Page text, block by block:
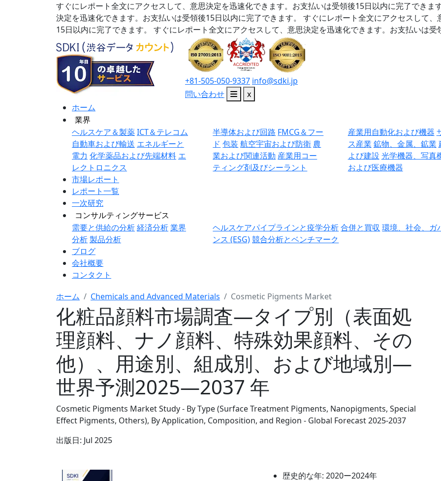
すぐにレポート全文にアクセスして、意思決定を迅速化できます。お支払いは受領後15日以内に完了できま
決定を迅速化できます。お支払いは受領後15日以内に完了できます。
すぐにレポート全文にアクセスして
15日以内に完了できます。
すぐにレポート全文にアクセスして、意思決定を迅速化できます。お支払いは
+81-505-050-9337 info@sdki.jp
問い合わせ
x
ホーム
業界
ヘルスケア＆製薬ICT＆テレコム
自動車および輸送 エネルギーと
電力 化学薬品および先端材料 エ
レクトロニクス
半導体および回路 FMCG＆フー
ド 包装 航空宇宙および防衛 農
業および関連活動 産業用コー
ティング剤及びシーラント
産業用自動化および機器
ス産業 鉱物、金属、鉱業
よび建設 光学機器、写真
および医療機器
市場レポート
レポート一覧
一次研究
コンサルティングサービス
需要と供給の分析経済分析業界
分析製品分析
ヘルスケアパイプラインと疫学分析合併と買収 環境、社会、ガ
ンス (ESG)競合分析とベンチマーク
ブログ
会社概要
コンタクト
ホーム
Chemicals and Advanced Materials Cosmetic Pigments Market
化粧品顔料市場調査―タイプ別（表面処
理顔料、ナノ顔料、特殊効果顔料、その
他）、用途別、組成別、および地域別―
世界予測2025―2037 年
Cosmetic Pigments Market Study - By Type (Surface Treatment Pigments, Nanopigments, Special
Effect Pigments, Others), By Application, Composition, and Region - Global Forecast 2025-2037
出版日: Jul 2025
歴史的な年: 2020ー2024年